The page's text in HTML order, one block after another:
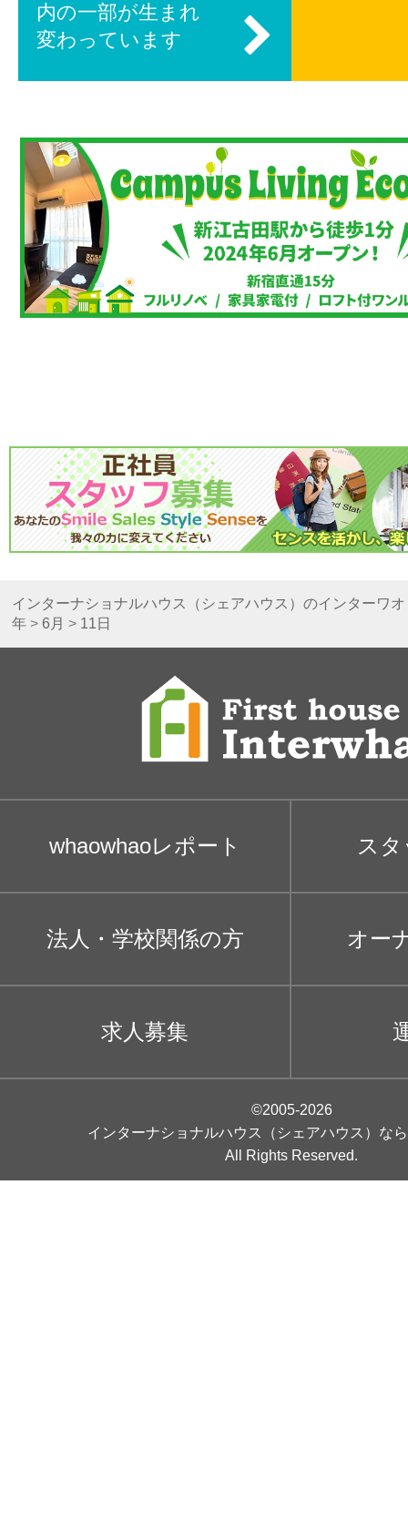
内の一部が生まれ
変わっています
インターナショナルハウス（シェアハウス）のインターワオ
年> 6月 > 11日
whaowhaoレポート ス
法人・学校関係の方 オー
求人募集
©2005-2026
インターナショナルハウス（シェアハウス）な
All Rights Reserved.